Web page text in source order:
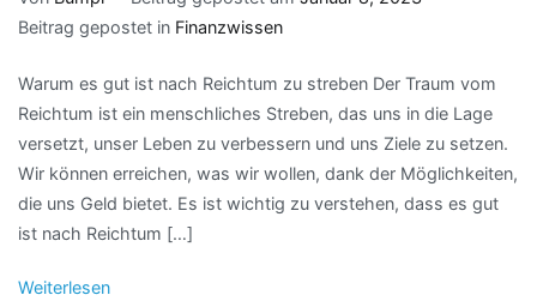
Beitrag gepostet in Finanzwissen
Warum es gut ist nach Reichtum zu streben Der Traum vom
Reichtum ist ein menschliches Streben, das uns in die Lage
versetzt, unser Leben zu verbessern und uns Ziele zu setzen.
Wir können erreichen, was wir wollen, dank der Möglichkeiten,
die uns Geld bietet. Es ist wichtig zu verstehen, dass es gut
ist nach Reichtum […]
Weiterlesen